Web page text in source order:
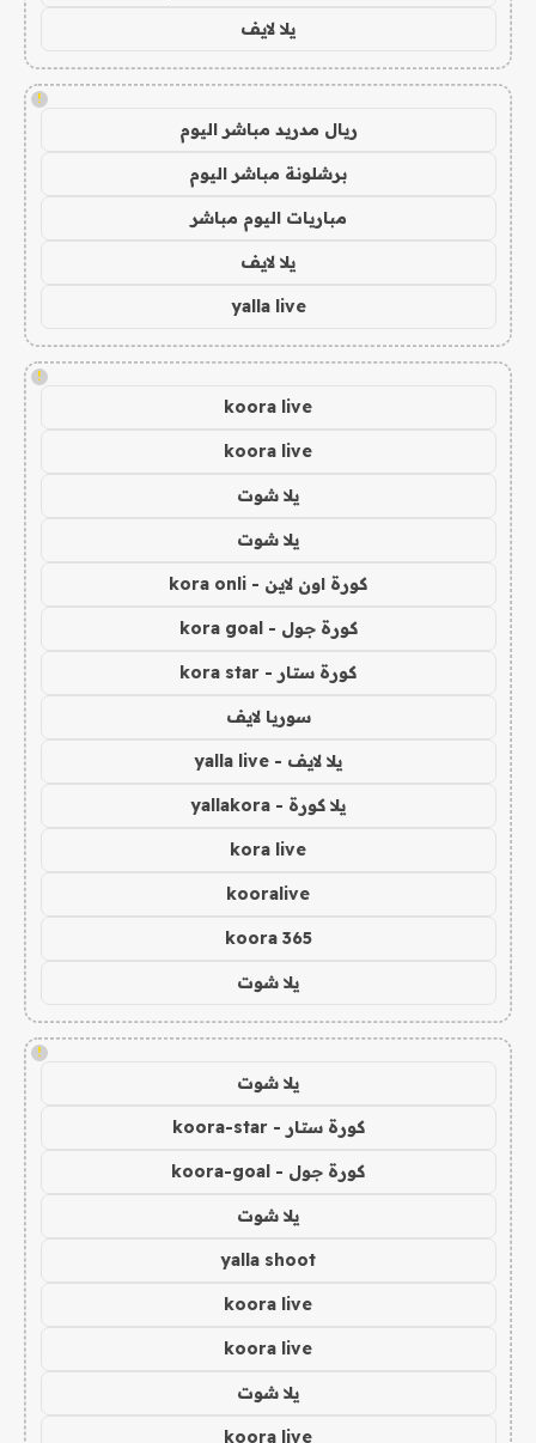
يلا لايف
!
ريال مدريد مباشر اليوم
برشلونة مباشر اليوم
مباريات اليوم مباشر
يلا لايف
yalla live
!
koora live
koora live
يلا شوت
يلا شوت
كورة اون لاين - kora onli
كورة جول - kora goal
كورة ستار - kora star
سوريا لايف
يلا لايف - yalla live
يلا كورة - yallakora
kora live
kooralive
koora 365
يلا شوت
!
يلا شوت
كورة ستار - koora-star
كورة جول - koora-goal
يلا شوت
yalla shoot
koora live
koora live
يلا شوت
koora live